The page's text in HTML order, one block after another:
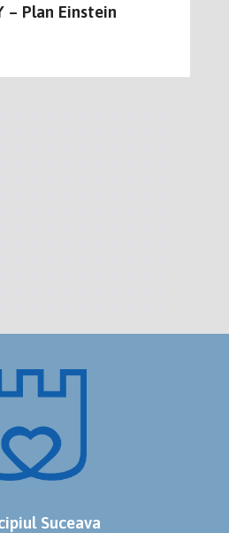
– Plan Einstein
Suceava